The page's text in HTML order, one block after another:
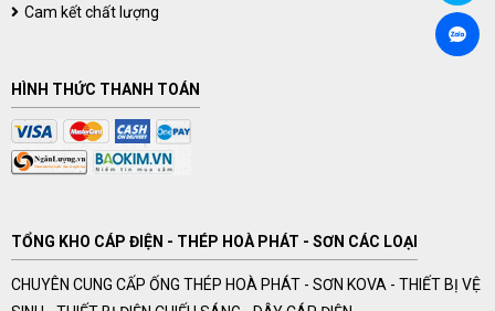
Cam kết chất lượng
HÌNH THỨC THANH TOÁN
TỔNG KHO CÁP ĐIỆN - THÉP HOÀ PHÁT - SƠN CÁC LOẠI
CHUYÊN CUNG CẤP ỐNG THÉP HOÀ PHÁT - SƠN KOVA - THIẾT BỊ VỆ